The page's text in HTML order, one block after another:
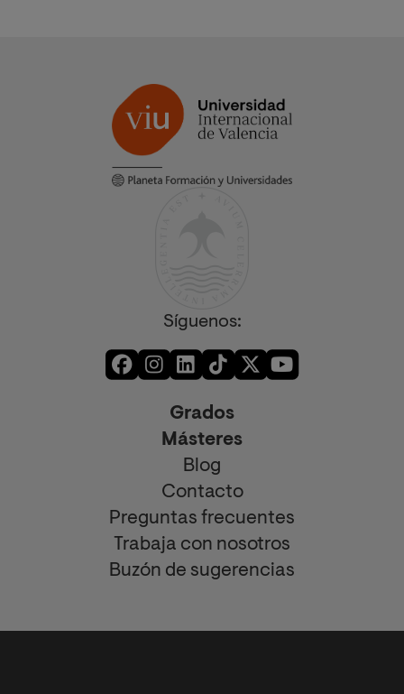
Síguenos:
Grados
Másteres
Blog
Contacto
Preguntas frecuentes
Trabaja con nosotros
Buzón de sugerencias